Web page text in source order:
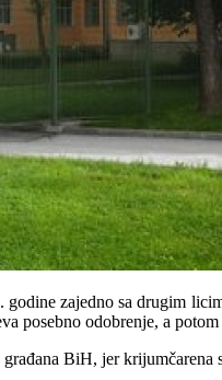
zajedno sa drugim
posebno odobrenje, a
BiH, jer